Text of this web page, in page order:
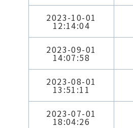
2023-10-01
12:14:04
2023-09-01
14:07:58
2023-08-01
13:51:11
2023-07-01
18:04:26